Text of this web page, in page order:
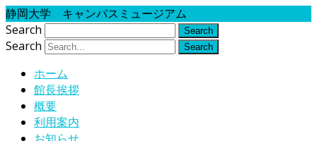
静岡大学 キャンパスミュージアム
Search
Search
ホーム
館長挨拶
概要
利用案内